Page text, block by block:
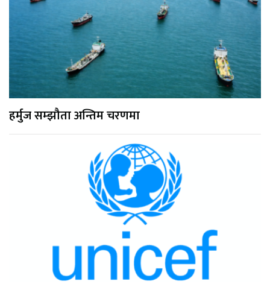
हर्मुज सम्झौता अन्तिम चरणमा